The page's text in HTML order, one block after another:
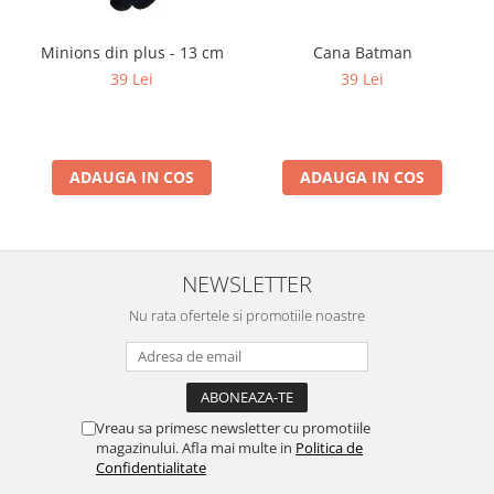
Minions din plus - 13 cm
39 Lei
ADAUGA IN COS
Cana Batman
39 Lei
ADAUGA IN COS
NEWSLETTER
Nu rata ofertele si promotiile noastre
Vreau sa primesc newsletter cu promotiile
magazinului. Afla mai multe in Politica de
Confidentialitate